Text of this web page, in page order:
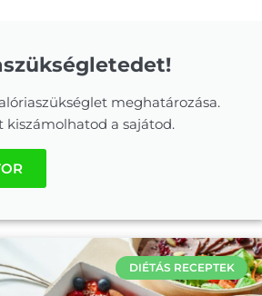
meghatározása.
a sajátod.
DIÉTÁS RECEPTEK